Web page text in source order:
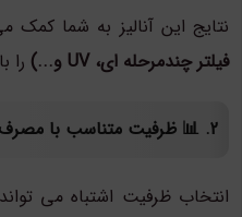
نتایج این آنالیز به شما کمک
فیلتر چندمرحله ای، UV و...)
را
2. 📊 ظرفیت متناسب با مصرف آب روزانه و ساعتی
انتخاب ظرفیت اشتباه می